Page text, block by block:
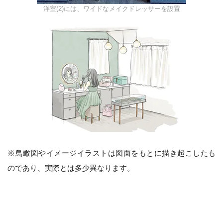
洋室(2)には、ワイドなメイクドレッサーを設置
※鳥瞰図やイメージイラストは図面をもとに描き起こしたも
のであり、実際とは多少異なります。